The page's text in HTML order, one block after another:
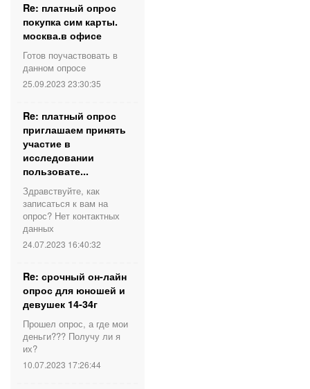
Re: платный опрос
покупка сим карты.
москва.в офисе
Готов поучаствовать в
данном опросе
25.09.2023 23:30:35
Re: платный опрос
приглашаем принять
участие в
исследовании
пользовате...
Здравствуйте, как
записаться к вам на
опрос? Нет контактных
данных
24.07.2023 16:40:32
Re: срочный он-лайн
опрос для юношей и
девушек 14-34г
Прошел опрос, а где мои
деньги??? Получу ли я
их?
10.07.2023 17:26:44